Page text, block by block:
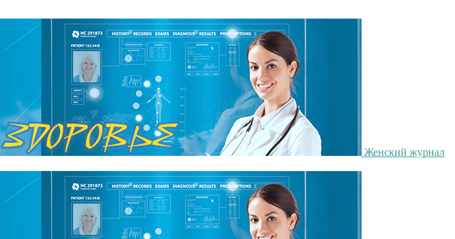
Женский журнал